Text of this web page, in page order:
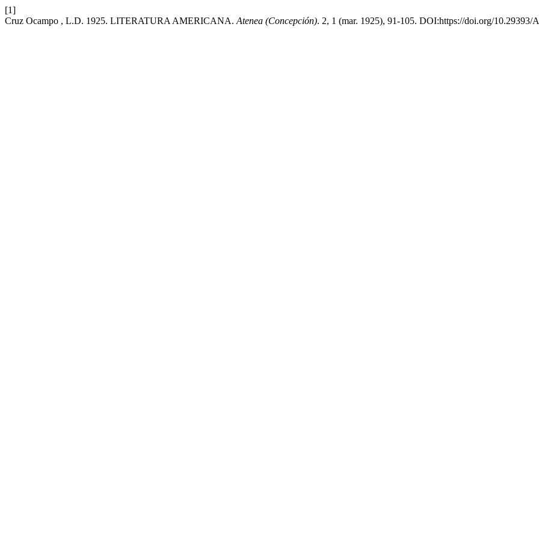
[1]
Cruz Ocampo , L.D. 1925. LITERATURA AMERICANA. Atenea (Concepción). 2, 1 (mar. 1925), 91-105. DOI:https://doi.org/